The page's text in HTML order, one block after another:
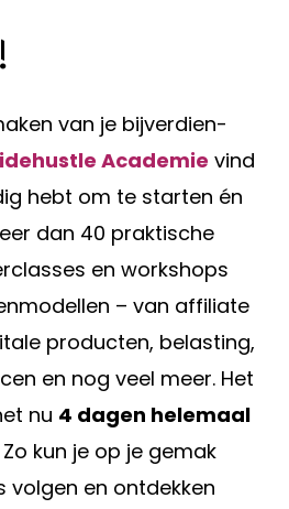
van je bijverdien-
Academie vind
hebt om te starten én
dan 40 praktische
en workshops
– van affiliate
producten, belasting,
en nog veel meer. Het
nu 4 dagen helemaal
Zo kun je op je gemak
volgen en ontdekken